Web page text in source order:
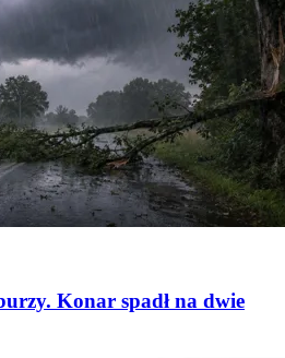
Konar spadł na dwie